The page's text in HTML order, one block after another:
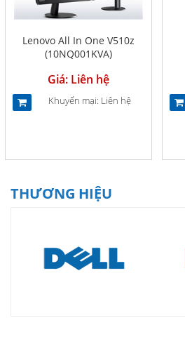
Lenovo All In One V510z
(10NQ001KVA)
Giá: Liên hệ
Khuyến mại: Liên hệ
THƯƠNG HIỆU